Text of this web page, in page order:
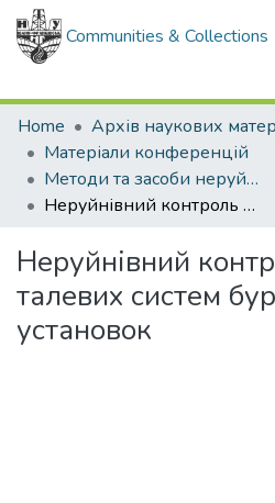
Communities & Collections
Home
Матеріали конференцій
Методи та засоби неруйнівного контролю промислового обладнання 2017
Неруйнівний контроль елементів талевих систем бурових установок
Неруйнівний
талевих систем
установок